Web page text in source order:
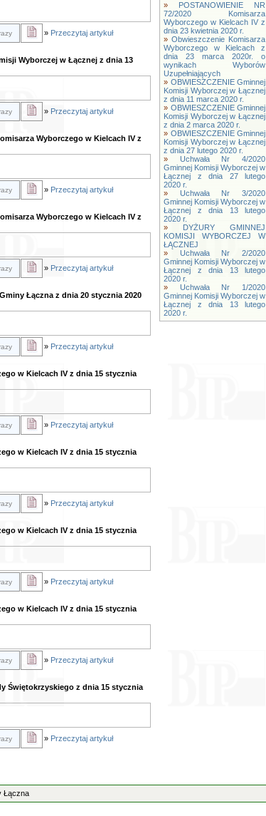
» Przeczytaj artykuł
Wyborczej w Łącznej z dnia 13
» Przeczytaj artykuł
Wyborczego w Kielcach IV z
» Przeczytaj artykuł
Wyborczego w Kielcach IV z
» Przeczytaj artykuł
Łączna z dnia 20 stycznia 2020
» Przeczytaj artykuł
w Kielcach IV z dnia 15 stycznia
» Przeczytaj artykuł
w Kielcach IV z dnia 15 stycznia
» Przeczytaj artykuł
w Kielcach IV z dnia 15 stycznia
» Przeczytaj artykuł
w Kielcach IV z dnia 15 stycznia
» Przeczytaj artykuł
Świętokrzyskiego z dnia 15 stycznia
» Przeczytaj artykuł
» POSTANOWIENIE NR
72/2020 Komisarza
Wyborczego w Kielcach IV z
dnia 23 kwietnia 2020 r.
» Obwieszczenie Komisarza
Wyborczego w Kielcach z
dnia 23 marca 2020r. o
wynikach Wyborów
Uzupełniających
» OBWIESZCZENIE Gminnej
Komisji Wyborczej w Łącznej
z dnia 11 marca 2020 r.
» OBWIESZCZENIE Gminnej
Komisji Wyborczej w Łącznej
z dnia 2 marca 2020 r.
» OBWIESZCZENIE Gminnej
Komisji Wyborczej w Łącznej
z dnia 27 lutego 2020 r.
» Uchwała Nr 4/2020
Gminnej Komisji Wyborczej w
Łącznej z dnia 27 lutego
2020 r.
» Uchwała Nr 3/2020
Gminnej Komisji Wyborczej w
Łącznej z dnia 13 lutego
2020 r.
» DYŻURY GMINNEJ
KOMISJI WYBORCZEJ W
ŁĄCZNEJ
» Uchwała Nr 2/2020
Gminnej Komisji Wyborczej w
Łącznej z dnia 13 lutego
2020 r.
» Uchwała Nr 1/2020
Gminnej Komisji Wyborczej w
Łącznej z dnia 13 lutego
2020 r.
Łączna